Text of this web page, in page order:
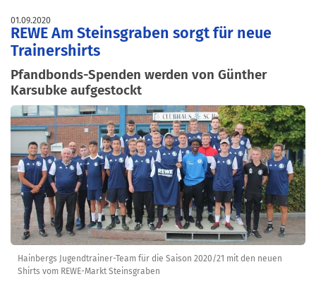
01.09.2020
REWE Am Steinsgraben sorgt für neue
Trainershirts
Pfandbonds-Spenden werden von Günther
Karsubke aufgestockt
Hainbergs Jugendtrainer-Team für die Saison 2020/21 mit den neuen
Shirts vom REWE-Markt Steinsgraben